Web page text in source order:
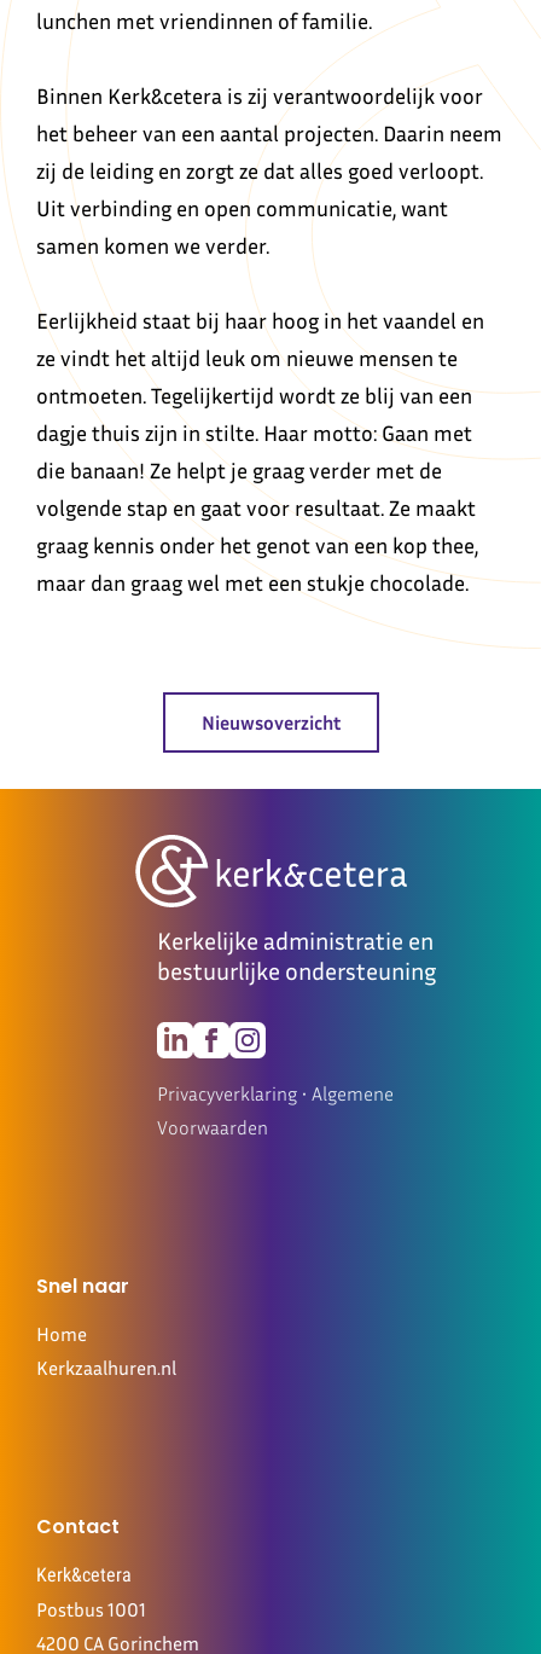
lunchen met vriendinnen of familie.
Binnen Kerk&cetera is zij verantwoordelijk voor
het beheer van een aantal projecten. Daarin neem
zij de leiding en zorgt ze dat alles goed verloopt.
Uit verbinding en open communicatie, want
samen komen we verder.
Eerlijkheid staat bij haar hoog in het vaandel en
ze vindt het altijd leuk om nieuwe mensen te
ontmoeten. Tegelijkertijd wordt ze blij van een
dagje thuis zijn in stilte. Haar motto: Gaan met
die banaan! Ze helpt je graag verder met de
volgende stap en gaat voor resultaat. Ze maakt
graag kennis onder het genot van een kop thee,
maar dan graag wel met een stukje chocolade.
Nieuwsoverzicht
Kerkelijke administratie en
bestuurlijke ondersteuning
Privacyverklaring • Algemene
Voorwaarden
Snel naar
Home
Kerkzaalhuren.nl
Contact
Kerk&cetera
Postbus 1001
4200 CA Gorinchem